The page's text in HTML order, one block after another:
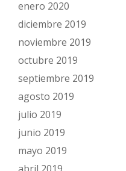
enero 2020
diciembre 2019
noviembre 2019
octubre 2019
septiembre 2019
agosto 2019
julio 2019
junio 2019
mayo 2019